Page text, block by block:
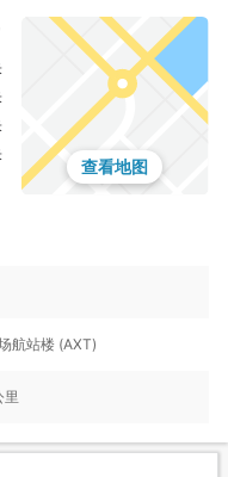
查看地图
航站楼 (AXT)
里